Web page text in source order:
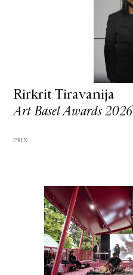
Rirkrit Tiravanija
Art Basel Awards 2026
PRIX